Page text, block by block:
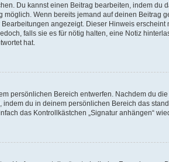
Du kannst einen Beitrag bearbeiten, indem du
Wenn bereits jemand auf deinen Beitrag
angezeigt. Dieser Hinweis
falls sie es für nötig halten, eine Notiz
hat.
persönlichen Bereich entwerfen. Nachdem du
du in deinem persönlichen Bereich das
das Kontrollkästchen „Signatur anhängen“